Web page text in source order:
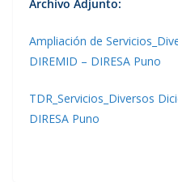
Archivo Adjunto:
Ampliación de
DIREMID – DIRESA Puno
TDR_Servicios_Diversos
DIRESA Puno